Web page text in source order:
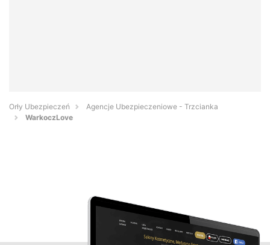
Orły Ubezpieczeń
Agencje Ubezpieczeniowe - Trzcianka
WarkoczLove